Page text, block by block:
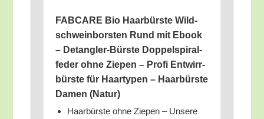
FABCARE Bio Haar­bürs­te Wild­
schwein­bors­ten Rund mit Ebook
– Detang­ler-Bürs­te Dop­pel­spi­ral­
fe­der ohne Zie­pen – Pro­fi Ent­wirr­
bürs­te für Haar­ty­pen – Haar­bürs­te
Damen (Natur)
Haar­bürs­te ohne Zie­pen – Unse­re